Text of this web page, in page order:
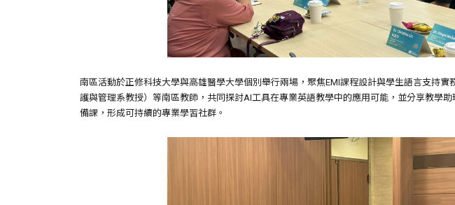
南區活動於正修科技大學與高雄醫學大學個別舉行兩場，聚焦EMI課程設計與學生語言支持
護與管理系教授）等南區教師，共同探討AI工具在專業英語教學中的應用可能，並分享教學
備課，形成可持續的專業學習社群。